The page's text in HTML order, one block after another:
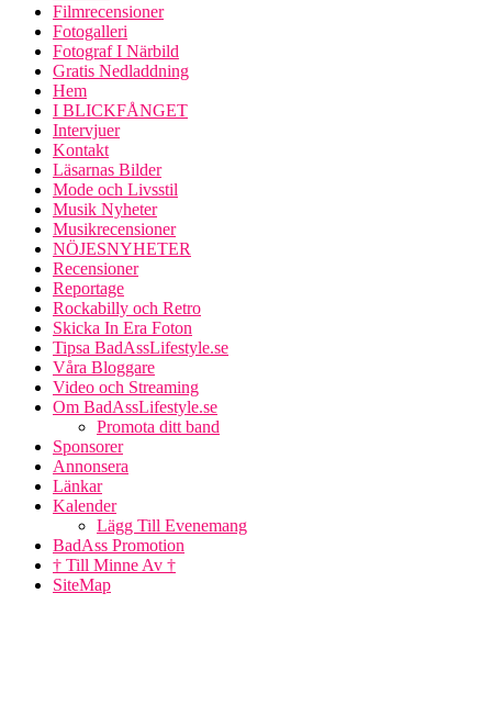
Filmrecensioner
Fotogalleri
Fotograf I Närbild
Gratis Nedladdning
Hem
I BLICKFÅNGET
Intervjuer
Kontakt
Läsarnas Bilder
Mode och Livsstil
Musik Nyheter
Musikrecensioner
NÖJESNYHETER
Recensioner
Reportage
Rockabilly och Retro
Skicka In Era Foton
Tipsa BadAssLifestyle.se
Våra Bloggare
Video och Streaming
Om BadAssLifestyle.se
Promota ditt band
Sponsorer
Annonsera
Länkar
Kalender
Lägg Till Evenemang
BadAss Promotion
† Till Minne Av †
SiteMap